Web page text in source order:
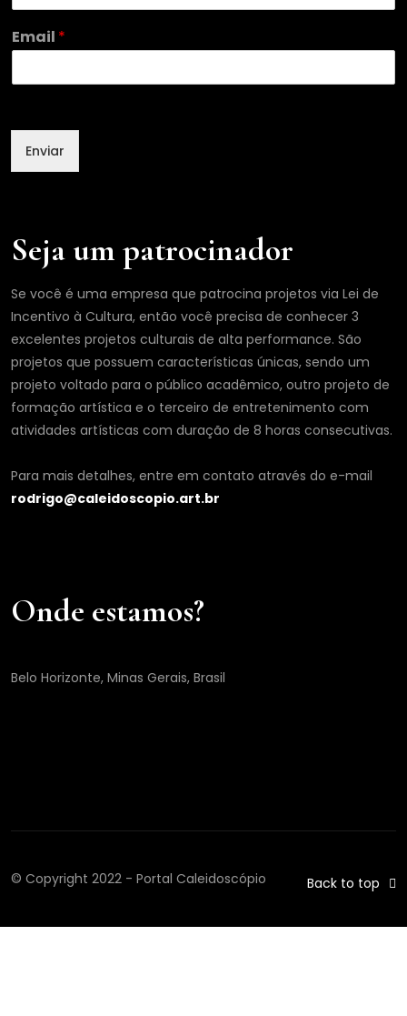
E
m
i
o
e
e
Email *
Enviar
Seja um patrocinador
Se você é uma empresa que patrocina projetos via Lei de
Incentivo à Cultura, então você precisa de conhecer 3
excelentes projetos culturais de alta performance. São
projetos que possuem características únicas, sendo um
projeto voltado para o público acadêmico, outro projeto de
formação artística e o terceiro de entretenimento com
atividades artísticas com duração de 8 horas consecutivas.
Para mais detalhes, entre em contato através do e-mail
rodrigo@caleidoscopio.art.br
Onde estamos?
Belo Horizonte, Minas Gerais, Brasil
© Copyright 2022 - Portal Caleidoscópio Back to top